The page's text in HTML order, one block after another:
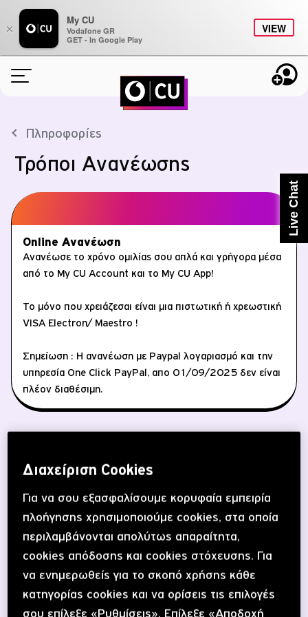
ONLINE ΑΝΑΝΕΩΣΗ
ΠΑΚΕΤΑ
BONUS
CU AROUND
ΕΝΕΡΓΟΠΟΙΗΣΗ SIM
ΕΛΑ ΣΤΟ CU
Πληροφορίες
Τρόποι Ανανέωσης
Online Ανανέωση
Ανανέωσε το χρόνο ομιλίας σου απλά και γρήγορα μέσα
από το My CU Account και το My CU App!
Το μόνο που χρειάζεσαι είναι μια πιστωτική ή χρεωστική
VISA Electron/ Maestro !
Σημείωση : H ανανέωση με Paypal λογαριασμό και την
υπηρεσία One Click PayPal, απο 01/09/2025 δεν είναι
πλέον διαθέσιμη.
Άλλοι τρόποι ανανέωσης
Με το CU μπορείς να βάζεις μονάδες με 5 διαφορετικούς
τρόπους, ακόμα και αν βρίσκεσαι στο εξωτερικό.
Μπορείς να αγοράσεις κάρτα ανανέωσης χρόνου
ομιλίας από περίπτερο ή άλλο σημείο λιανικής όπου
λαμβάνεις αυτόματα πακέτα με παροχές. Μάθε
περισσότερα
εδώ.
×
My CU
Vodafone GR
GET - In Google Play
VIEW
Live Chat
Διαχείριση Cookies
Για να σου εξασφαλίσουμε κορυφαία εμπειρία
πλοήγησης χρησιμοποιούμε cookies, στα οποία
περιλαμβάνονται απολύτως απαραίτητα,
cookies απόδοσης και cookies στόχευσης. Για
να ενημερωθείς για το σκοπό χρήσης κάθε
κατηγορίας cookies και να ορίσεις τις επιλογές
σου επίλεξε «Ρυθμίσεις». Επίλεξε «Αποδοχή